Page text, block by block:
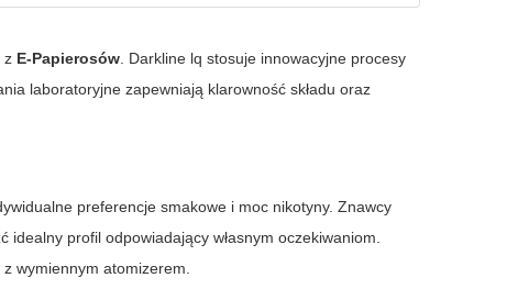
z E-Papierosów Darkline lq stosuje innowacyjne procesy
laboratoryjne zapewniają klarowność składu oraz
preferencje smakowe i moc nikotyny. Znawcy
idealny profil odpowiadający własnym oczekiwaniom.
wymiennym atomizerem.